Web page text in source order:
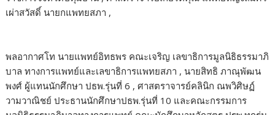
เผ่าสวัสดิ์ นายกแพทยสภา ,
พลอากาศโท นายแพทย์อิทธพร คณะเจริญ เลขาธิการมูลนิธิธรรมาภิ
บาล ทางการแพทย์และเลขาธิการแพทยสภา , นายสิทธิ ภาณุพัฒน
พงศ์ ผู้แทนนักศึกษา ปธพ.รุ่นที่ 6 , ศาสตราจารย์คลินิก ณพวิศิษฏ์
วามวาณิชย์ ประธานนักศึกษาปธพ.รุ่นที่ 10 และคณะกรรมการ